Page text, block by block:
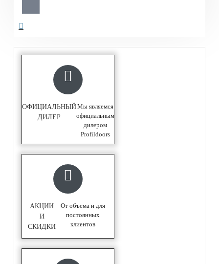
ОФИЦИАЛЬНЫЙ
ДИЛЕР
Мы являемся
официальным
дилером
Profildoors
АКЦИИ
И
СКИДКИ
От объема и для
постоянных
клиентов